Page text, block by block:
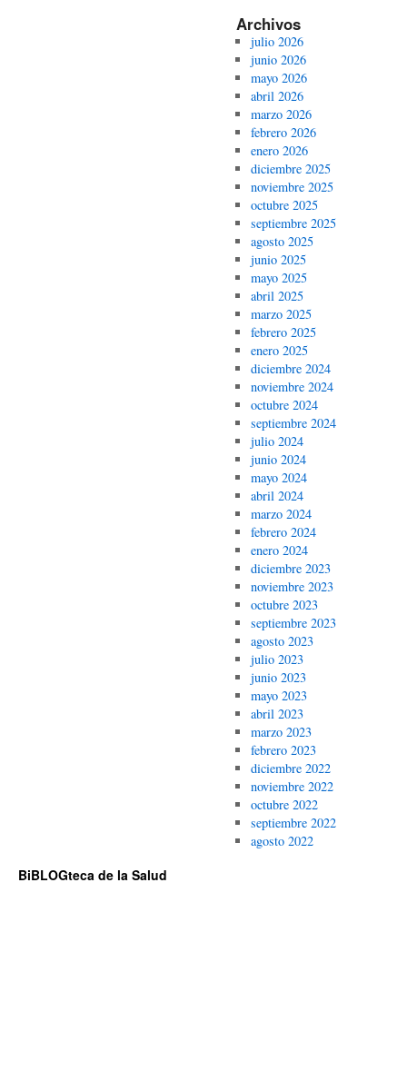
Archivos
julio 2026
junio 2026
mayo 2026
abril 2026
marzo 2026
febrero 2026
enero 2026
diciembre 2025
noviembre 2025
octubre 2025
septiembre 2025
agosto 2025
junio 2025
mayo 2025
abril 2025
marzo 2025
febrero 2025
enero 2025
diciembre 2024
noviembre 2024
octubre 2024
septiembre 2024
julio 2024
junio 2024
mayo 2024
abril 2024
marzo 2024
febrero 2024
enero 2024
diciembre 2023
noviembre 2023
octubre 2023
septiembre 2023
agosto 2023
julio 2023
junio 2023
mayo 2023
abril 2023
marzo 2023
febrero 2023
diciembre 2022
noviembre 2022
octubre 2022
septiembre 2022
agosto 2022
BiBLOGteca de la Salud